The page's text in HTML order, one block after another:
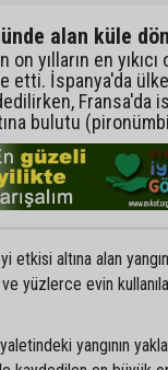
alan küle
yılların en yıkıcı
etti. İspanya'da
Fransa'da
bulutu
etkisi altına alan
yüzlerce evin
yangının